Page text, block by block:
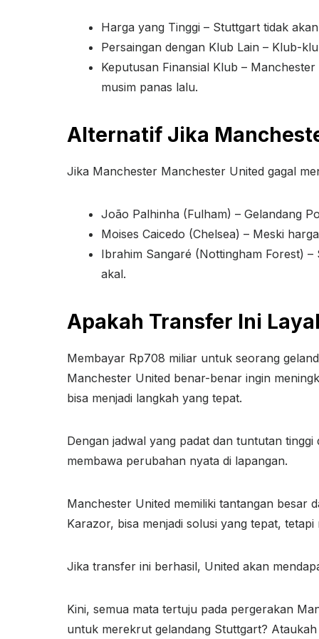
Harga yang Tinggi – Stuttgart tidak
Persaingan dengan Klub Lain – Klub-
Keputusan Finansial Klub –
musim panas lalu.
Alternatif Jika
Jika Manchester Manchester United gagal
João Palhinha (Fulham) – Gelandang
Moises Caicedo (Chelsea) – Meski
Ibrahim Sangaré (Nottingham Forest)
akal.
Apakah Transfer Ini
Membayar Rp708 miliar untuk seorang
Manchester United benar-benar ingin
bisa menjadi langkah yang tepat.
Dengan jadwal yang padat dan tuntutan
membawa perubahan nyata di lapangan.
Manchester United memiliki tantangan besar
Karazor, bisa menjadi solusi yang tepat,
Jika transfer ini berhasil, United akan
Kini, semua mata tertuju pada pergerakan
untuk merekrut gelandang Stuttgart?